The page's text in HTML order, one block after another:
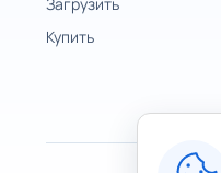
Купить